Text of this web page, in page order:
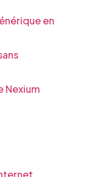
en
Nexium